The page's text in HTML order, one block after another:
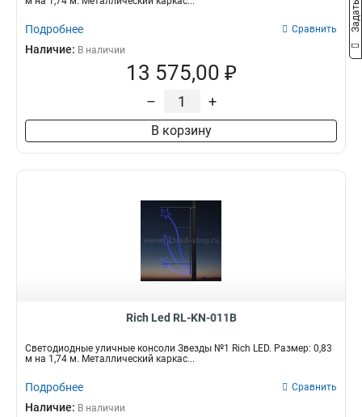
Подробнее Сравнить
Наличие: В наличии
13 575,00 ₽
– +
В корзину
Rich Led RL-KN-011B
Светодиодные уличные консоли Звезды №1 Rich LED. Размер: 0,83
м на 1,74 м. Металлический каркас...
Подробнее Сравнить
Наличие: В наличии